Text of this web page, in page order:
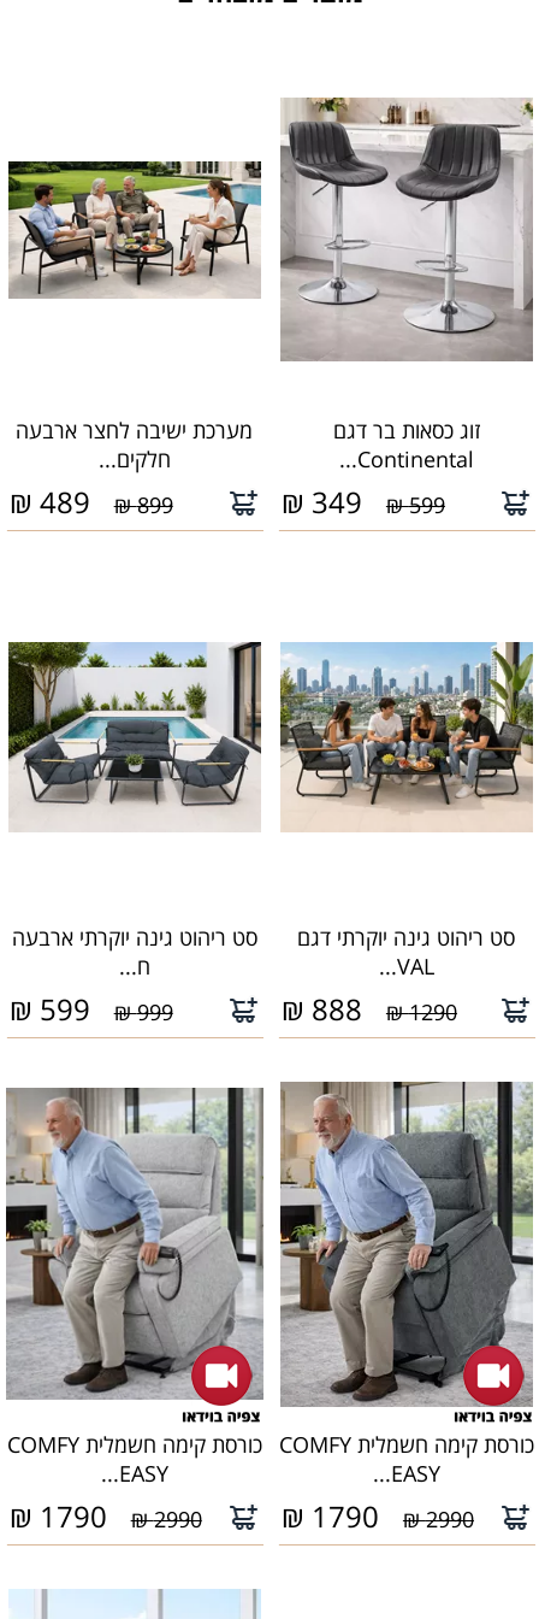
זוג כסאות בר דגם
Continental...
599 ₪
349
₪
מערכת ישיבה לחצר ארבעה
חלקים...
899 ₪
489
₪
סט ריהוט גינה יוקרתי דגם
VAL...
1290 ₪
888
₪
סט ריהוט גינה יוקרתי ארבעה
ח...
999 ₪
599
₪
כורסת קימה חשמלית COMFY
EASY...
2990 ₪
1790
₪
כורסת קימה חשמלית COMFY
EASY...
2990 ₪
1790
₪